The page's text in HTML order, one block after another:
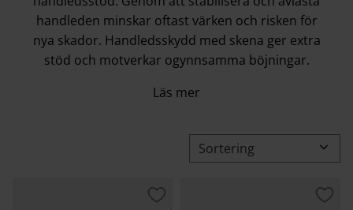
handleden minskar oftast värken och risken för
nya skador. Handledsskydd med skena ger extra
stöd och motverkar ogynnsamma böjningar.
Läs mer
Välj sortering
Lägg till i favoriter